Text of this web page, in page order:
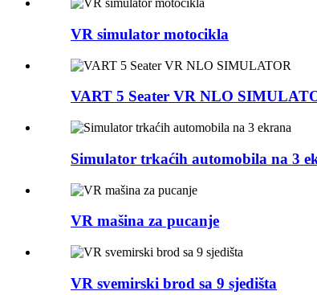
VR simulator motocikla
VART 5 Seater VR NLO
Simulator trkaćih automobila na 3
VR mašina za pucanje
VR svemirski brod sa 9 sjedišta